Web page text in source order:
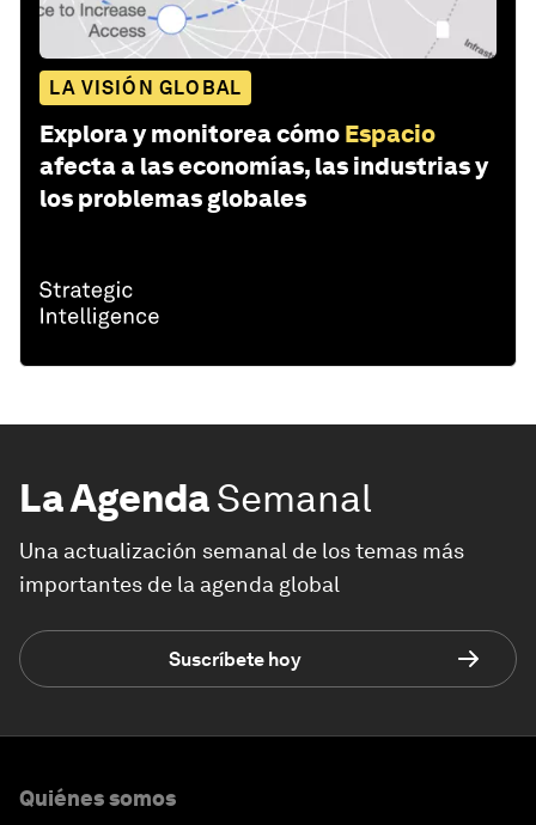
LA VISIÓN GLOBAL
Explora y monitorea cómo Espacio
afecta a las economías, las industrias y
los problemas globales
La AgendaSemanal
Una actualización semanal de los temas más
importantes de la agenda global
Suscríbete hoy
Quiénes somos